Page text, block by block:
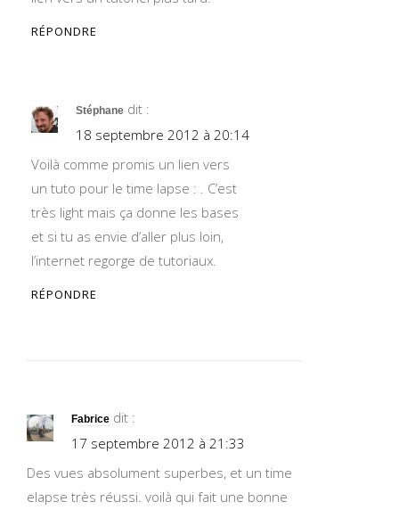
RÉPONDRE
Stéphane dit :
18 septembre 2012 à 20:14
Voilà comme promis un lien vers
un tuto pour le time lapse :
. C’est
très light mais ça donne les bases
et si tu as envie d’aller plus loin,
l’internet regorge de tutoriaux.
RÉPONDRE
Fabrice dit :
17 septembre 2012 à 21:33
Des vues absolument superbes, et un time
elapse très réussi. voilà qui fait une bonne